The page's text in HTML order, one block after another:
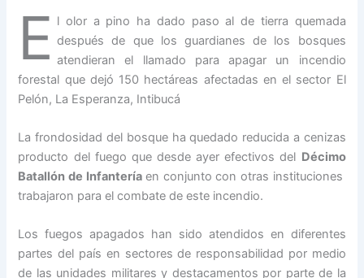
E l olor a pino ha dado paso al de tierra quemada
después de que los guardianes de los bosques
atendieran el llamado para apagar un incendio
forestal que dejó 150 hectáreas afectadas en el sector El
Pelón, La Esperanza, Intibucá
La frondosidad del bosque ha quedado reducida a cenizas
producto del fuego que desde ayer efectivos del Décimo
Batallón de Infanteríaen conjunto con otras instituciones
trabajaron para el combate de este incendio.
Los fuegos apagados han sido atendidos en diferentes
partes del país en sectores de responsabilidad por medio
de las unidades militares y destacamentos por parte de la